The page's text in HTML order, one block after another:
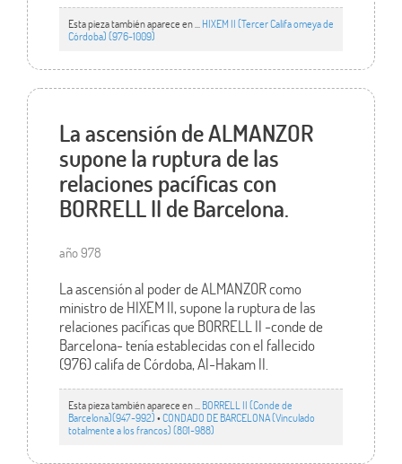
Esta pieza también aparece en ... HIXEM II (Tercer Califa omeya de
Córdoba) (976-1009)
La ascensión de ALMANZOR
supone la ruptura de las
relaciones pacíficas con
BORRELL II de Barcelona.
año 978
La ascensión al poder de ALMANZOR como
ministro de HIXEM II, supone la ruptura de las
relaciones pacíficas que BORRELL II -conde de
Barcelona- tenía establecidas con el fallecido
(976) califa de Córdoba, Al-Hakam II.
Esta pieza también aparece en ... BORRELL II (Conde de
Barcelona)(947-992)•CONDADO DE BARCELONA (Vinculado
totalmente a los francos) (801-988)